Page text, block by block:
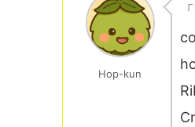
Hop-kun